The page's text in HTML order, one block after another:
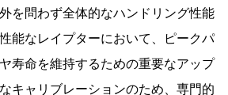
を問わず全体的なハンドリング性能
能なレイプターにおいて、ピークパ
寿命を維持するための重要なアップ
キャリブレーションのため、専門的